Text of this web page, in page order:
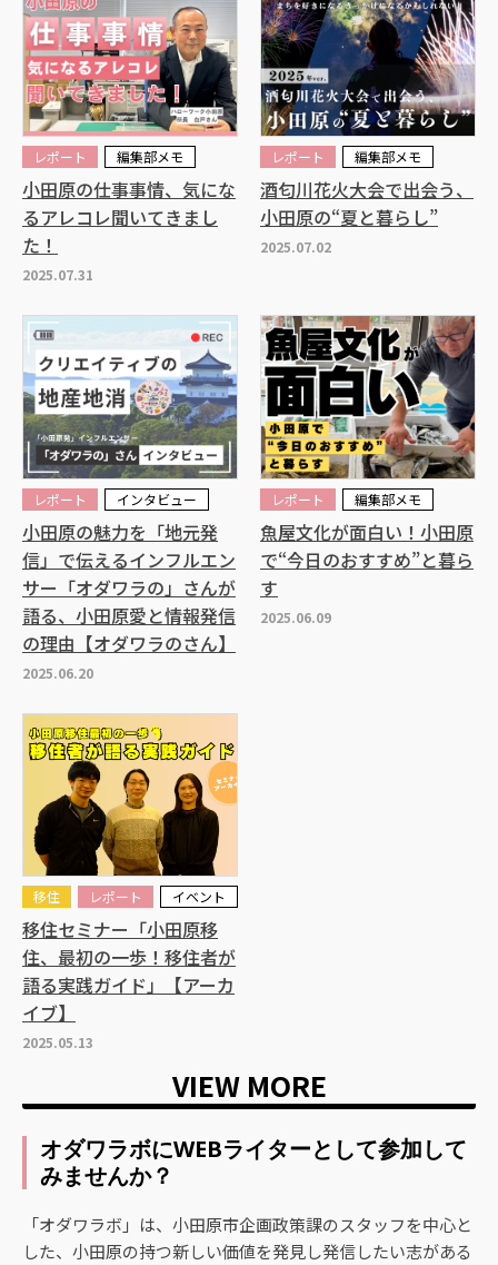
2025.07.31
レポート 編集部メモ
小田原の仕事事情、気にな
るアレコレ聞いてきまし
た！
2025.07.02
レポート 編集部メモ
酒匂川花火大会で出会う、
小田原の“夏と暮らし”
2025.06.20
レポート インタビュー
小田原の魅力を「地元発
信」で伝えるインフルエン
サー「オダワラの」さんが
語る、小田原愛と情報発信
の理由【オダワラのさん】
2025.06.09
レポート 編集部メモ
魚屋文化が面白い！小田原
で“今日のおすすめ”と暮ら
す
2025.05.13
移住 レポート イベント
移住セミナー「小田原移
住、最初の一歩！移住者が
語る実践ガイド」【アーカ
イブ】
VIEW MORE
オダワラボにWEBライターとして参加して
みませんか？
「オダワラボ」は、小田原市企画政策課のスタッフを中心と
した、小田原の持つ新しい価値を発見し発信したい志がある